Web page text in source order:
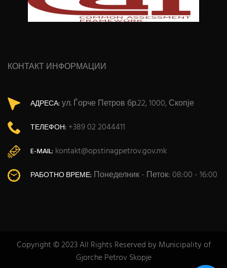
КОНТАКТ ИНФОРМАЦИИ
АДРЕСА: ул. Ѓорче Петров бр.22, 1000, Скопје
ТЕЛЕФОН: +389 02 2044411
E-MAIL: kontakt@opstinagpetrov.gov.mk
РАБОТНО ВРЕМЕ: Понеделник - Петок: 08:00 - 16:00
Copyright © 2023 All Rights Reserved by Municipality of
Gjorche Petrov Skopje